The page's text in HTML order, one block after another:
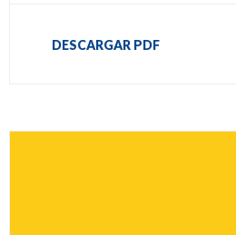
DESCARGAR PDF